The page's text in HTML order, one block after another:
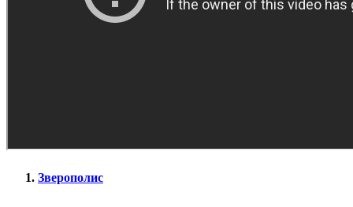
Зверополис